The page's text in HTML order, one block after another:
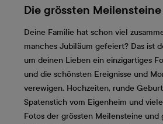
Die grössten
Deine Familie hat schon viel
manches Jubiläum gefeiert? Das ist
um deinen Lieben ein einzigartiges
und die schönsten Ereignisse und
verewigen. Hochzeiten, runde
Spatenstich vom Eigenheim und
Fotos der grössten Meilensteine und